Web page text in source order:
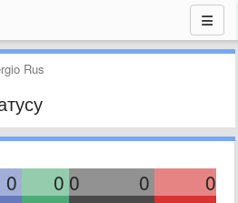
Rus
0 0 0 0 0